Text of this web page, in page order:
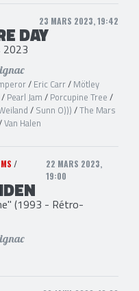
23 MARS 2023, 19:42
DAY
2023
/ Eric Carr/ Mötley
/ Pearl Jam / Porcupine Tree /
/ Sunn O))) /The Mars
Van Halen
/
22 MARS 2023,
19:00
(1993 - Rétro-